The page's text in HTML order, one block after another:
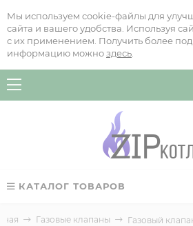
Мы используем cookie-файлы для
сайта и вашего удобства. Используя
с их применением. Получить более
информацию можно здесь
КАТАЛОГ ТОВАРОВ
Газовые клапаны Газовый